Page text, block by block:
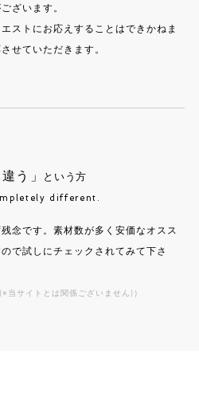
ざいます。
ストにお応えすることはできかねま
せていただきます。
う」 という方
different.
念です。素材数が多く安価なオスス
で試しにチェックされてみて下さ
当サイトとは関係ございません)）